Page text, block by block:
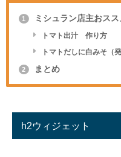
1 ミシュラン店主おス
トマト出汁 作り方
トマトだしに白みそ（
2 まとめ
h2ウィジェット